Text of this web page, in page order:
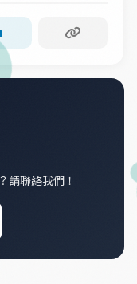
請聯絡我們！